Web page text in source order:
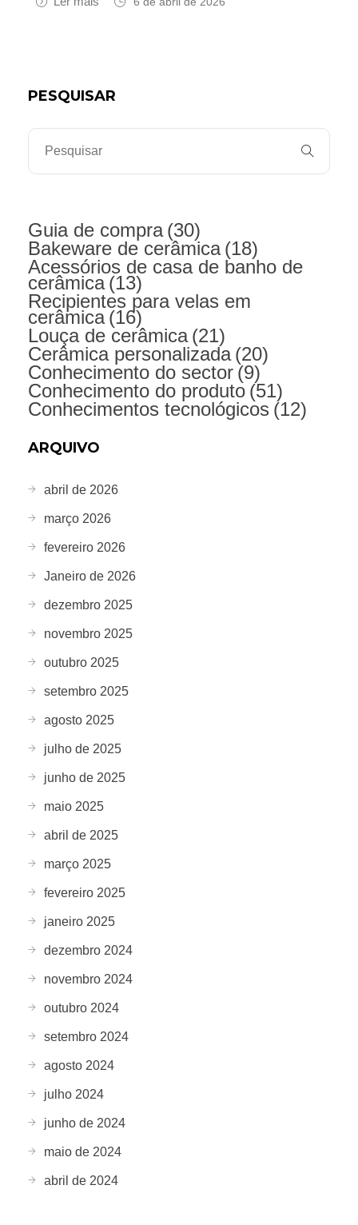
PESQUISAR
Guia de compra (30)
Bakeware de cerâmica (18)
Acessórios de casa de banho de
cerâmica (13)
Recipientes para velas em
cerâmica (16)
Louça de cerâmica (21)
Cerâmica personalizada (20)
Conhecimento do sector (9)
Conhecimento do produto (51)
Conhecimentos tecnológicos (12)
ARQUIVO
abril de 2026
março 2026
fevereiro 2026
Janeiro de 2026
dezembro 2025
novembro 2025
outubro 2025
setembro 2025
agosto 2025
julho de 2025
junho de 2025
maio 2025
abril de 2025
março 2025
fevereiro 2025
janeiro 2025
dezembro 2024
novembro 2024
outubro 2024
setembro 2024
agosto 2024
julho 2024
junho de 2024
maio de 2024
abril de 2024